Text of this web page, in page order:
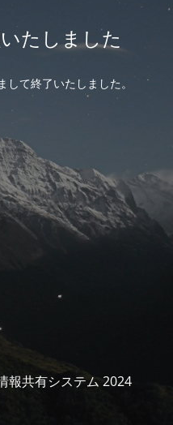
たしました
て終了いたしました。
報共有システム 2024